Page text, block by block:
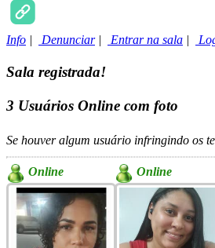
Info | Denunciar| Entrar na sala |
Sala registrada!
3 Usuários Online com foto
Se houver algum usuário infringindo os
Online Online